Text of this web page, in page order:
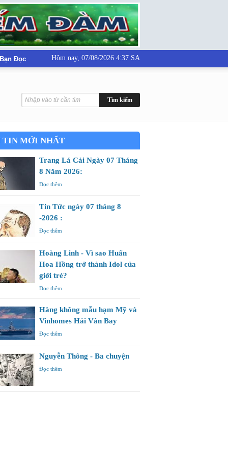
Đọc Hôm nay, 07/08/2026 4:37 SA
TIN MỚI NHẤT
Trang Lá Cải Ngày 07 Tháng
8 Năm 2026:
Đọc thêm
Tin Tức ngày 07 tháng 8
-2026 :
Đọc thêm
Hoàng Linh - Vì sao Huấn
Hoa Hồng trở thành Idol của
giới trẻ?
Đọc thêm
Hàng không mẫu hạm Mỹ và
Vinhomes Hải Vân Bay
Đọc thêm
Nguyễn Thông - Ba chuyện
Đọc thêm